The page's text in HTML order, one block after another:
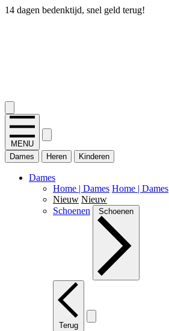
14 dagen bedenktijd, snel geld terug!
MENU
Dames
Heren Kinderen
Dames
Home | Dames Home | Dames
Nieuw Nieuw
Schoenen
Schoenen
Terug